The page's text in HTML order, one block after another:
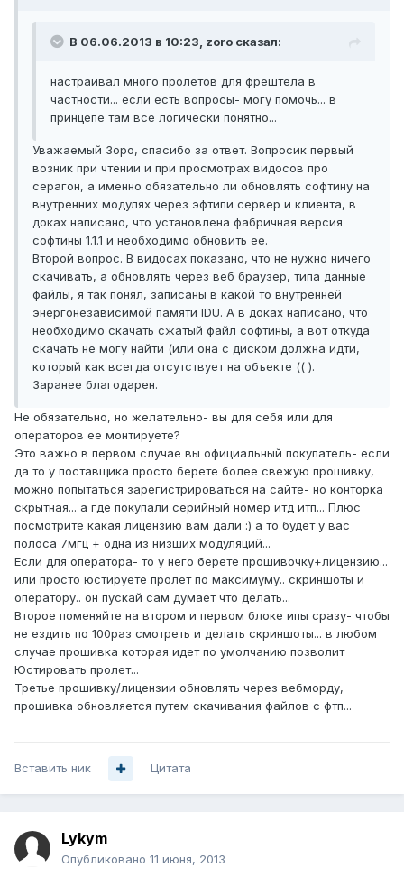
В 06.06.2013 в 10:23, zoro сказал:
настраивал много пролетов для фрештела в
частности... если есть вопросы- могу помочь... в
принцепе там все логически понятно...
Уважаемый Зоро, спасибо за ответ. Вопросик первый
возник при чтении и при просмотрах видосов про
серагон, а именно обязательно ли обновлять софтину на
внутренних модулях через эфтипи сервер и клиента, в
доках написано, что установлена фабричная версия
софтины 1.1.1 и необходимо обновить ее.
Второй вопрос. В видосах показано, что не нужно ничего
скачивать, а обновлять через веб браузер, типа данные
файлы, я так понял, записаны в какой то внутренней
энергонезависимой памяти IDU. А в доках написано, что
необходимо скачать сжатый файл софтины, а вот откуда
скачать не могу найти (или она с диском должна идти,
который как всегда отсутствует на объекте (( ).
Заранее благодарен.
Не обязательно, но желательно- вы для себя или для
операторов ее монтируете?
Это важно в первом случае вы официальный покупатель- если
да то у поставщика просто берете более свежую прошивку,
можно попытаться зарегистрироваться на сайте- но конторка
скрытная... а где покупали серийный номер итд итп... Плюс
посмотрите какая лицензию вам дали :) а то будет у вас
полоса 7мгц + одна из низших модуляций...
Если для оператора- то у него берете прошивочку+лицензию...
или просто юстируете пролет по максимуму.. скриншоты и
оператору.. он пускай сам думает что делать...
Второе поменяйте на втором и первом блоке ипы сразу- чтобы
не ездить по 100раз смотреть и делать скриншоты... в любом
случае прошивка которая идет по умолчанию позволит
Юстировать пролет...
Третье прошивку/лицензии обновлять через вебморду,
прошивка обновляется путем скачивания файлов с фтп...
Вставить ник Цитата
Lykym
Опубликовано 11 июня, 2013